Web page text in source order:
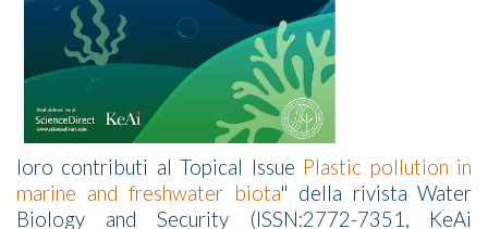
loro contributi al Topical Issue Plastic pollution in
marine and freshwater biota" della rivista Water
Biology and Security (ISSN:2772-7351, KeAi